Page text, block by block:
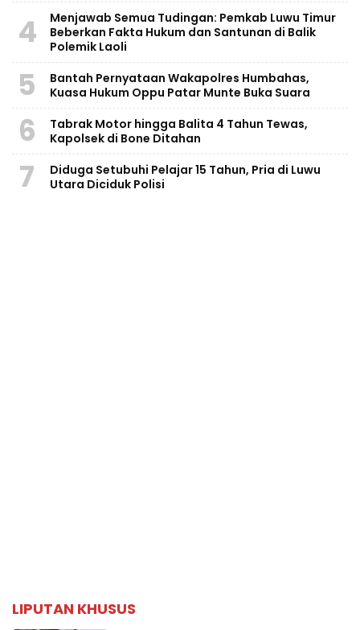
4
Menjawab Semua Tudingan: Pemkab Luwu Timur
Beberkan Fakta Hukum dan Santunan di Balik
Polemik Laoli
5
Bantah Pernyataan Wakapolres Humbahas,
Kuasa Hukum Oppu Patar Munte Buka Suara
6
Tabrak Motor hingga Balita 4 Tahun Tewas,
Kapolsek di Bone Ditahan
7
Diduga Setubuhi Pelajar 15 Tahun, Pria di Luwu
Utara Diciduk Polisi
LIPUTAN KHUSUS